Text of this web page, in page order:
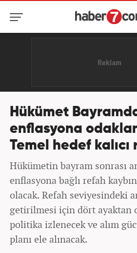
Hükümet
enflasyona
Temel hedef kalıcı
Hükümetin bayram sonrası
enflasyona bağlı refah
olacak. Refah seviyesindeki
getirilmesi için dört ayaktan
politika izlenecek ve alım
planı ele alınacak.